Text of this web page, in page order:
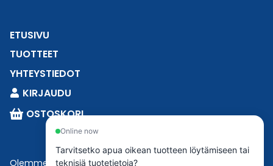
ETUSIVU
TUOTTEET
YHTEYSTIEDOT
KIRJAUDU
OSTOSKORI
Olemme osaEsbeconia.
Online now
Tarvitsetko apua oikean tuotteen löytämiseen tai
teknisiä tuotetietoja?